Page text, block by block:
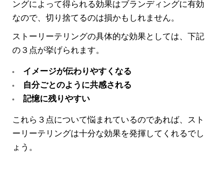
ングによって得られる効果はブランディングに有効
なので、切り捨てるのは損かもしれません。
ストーリーテリングの具体的な効果としては、下記
の３点が挙げられます。
イメージが伝わりやすくなる
自分ごとのように共感される
記憶に残りやすい
これら３点について悩まれているのであれば、スト
ーリーテリングは十分な効果を発揮してくれるでし
ょう。